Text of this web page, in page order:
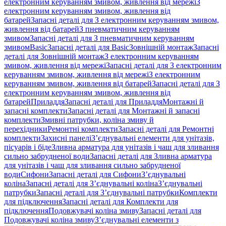
електронним керуванням змивом, живлення від мережіЗ
електронним керуванням змивом, живлення від
батарейЗапасні деталі для З електронним керуванням змивом,
живлення від батарейЗ пневматичним керуванням
змивомЗапасні деталі для З пневматичним керуванням
змивомBasicЗапасні деталі для BasicЗовнішній монтажЗапасні
деталі для Зовнішній монтажЗ електронним керуванням
змивом, живлення від мережіЗапасні деталі для З електронним
керуванням змивом, живлення від мережіЗ електронним
керуванням змивом, живлення від батарейЗапасні деталі для З
електронним керуванням змивом, живлення від
батарейПриладдяЗапасні деталі для ПриладдяМонтажні й
запасні комплектиЗапасні деталі для Монтажні й запасні
комплектиЗмивні патрубки, коліна змиву й
перехідникиРемонтні комплектиЗапасні деталі для Ремонтні
комплектиЗахисні панеліЗ’єднувальні елементи для унітазів,
пісуарів і бідеЗливна арматура для унітазів і чаш для зливання
сильно забрудненої водиЗапасні деталі для Зливна арматура
для унітазів і чаш для зливання сильно забрудненої
водиСифониЗапасні деталі для СифониЗ’єднувальні
колінаЗапасні деталі для З’єднувальні колінаЗ’єднувальні
патрубкиЗапасні деталі для З’єднувальні патрубкиКомплекти
для підключенняЗапасні деталі для Комплекти для
підключенняПодовжувачі коліна змивуЗапасні деталі для
Подовжувачі коліна змивуЗ’єднувальні елементи з